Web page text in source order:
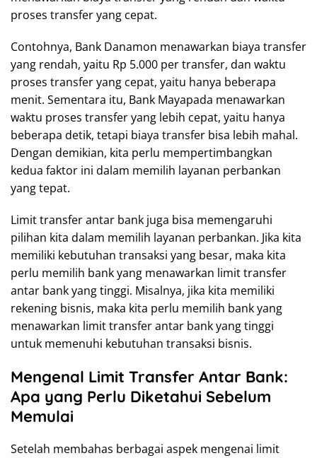
proses transfer yang cepat.
Contohnya, Bank Danamon menawarkan biaya transfer
yang rendah, yaitu Rp 5.000 per transfer, dan waktu
proses transfer yang cepat, yaitu hanya beberapa
menit. Sementara itu, Bank Mayapada menawarkan
waktu proses transfer yang lebih cepat, yaitu hanya
beberapa detik, tetapi biaya transfer bisa lebih mahal.
Dengan demikian, kita perlu mempertimbangkan
kedua faktor ini dalam memilih layanan perbankan
yang tepat.
Limit transfer antar bank juga bisa memengaruhi
pilihan kita dalam memilih layanan perbankan. Jika kita
memiliki kebutuhan transaksi yang besar, maka kita
perlu memilih bank yang menawarkan limit transfer
antar bank yang tinggi. Misalnya, jika kita memiliki
rekening bisnis, maka kita perlu memilih bank yang
menawarkan limit transfer antar bank yang tinggi
untuk memenuhi kebutuhan transaksi bisnis.
Mengenal Limit Transfer Antar Bank:
Apa yang Perlu Diketahui Sebelum
Memulai
Setelah membahas berbagai aspek mengenai limit